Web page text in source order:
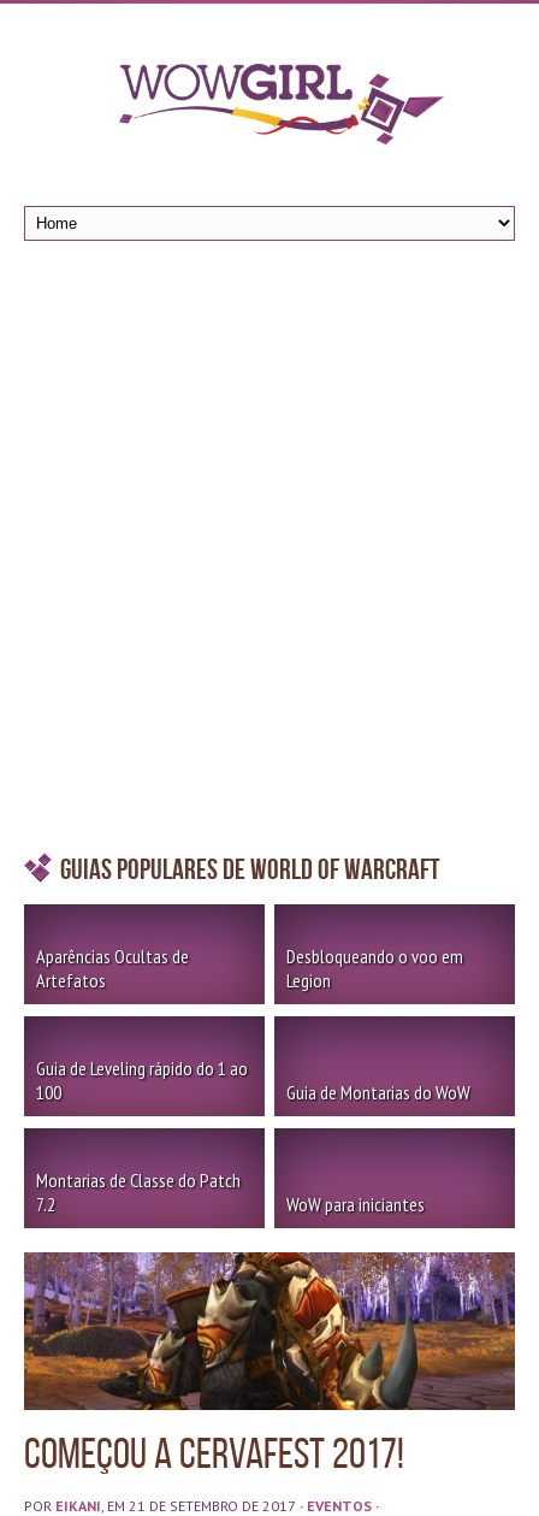
Guias Populares de World of Warcraft
Aparências Ocultas de
Artefatos
Desbloqueando o voo em
Legion
Guia de Leveling rápido do 1 ao
100
Guia de Montarias do WoW
Montarias de Classe do Patch
7.2
WoW para iniciantes
Começou a Cervafest 2017!
POR EIKANI , EM 21 DE SETEMBRO DE 2017 · EVENTOS ·